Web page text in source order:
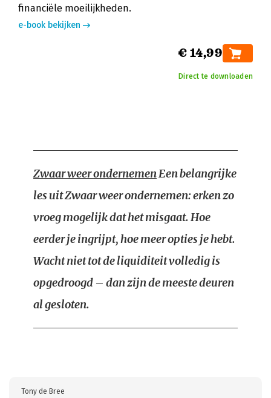
financiële moeilijkheden.
e-book bekijken
€ 14,99
Direct te downloaden
Zwaar weer ondernemenEen belangrijke
les uitZwaar weer ondernemen: erken zo
vroeg mogelijk dat het misgaat. Hoe
eerder je ingrijpt, hoe meer opties je hebt.
Wacht niet tot de liquiditeit volledig is
opgedroogd – dan zijn de meeste deuren
al gesloten.
Tony de Bree